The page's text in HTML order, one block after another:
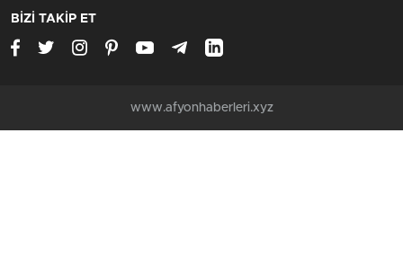
BİZİ TAKİP ET
www.afyonhaberleri.xyz